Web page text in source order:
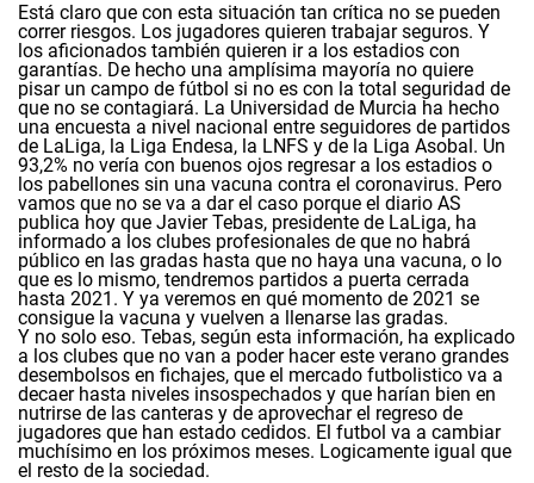
Está claro que con esta situación tan crítica no se pueden
correr riesgos. Los jugadores quieren trabajar seguros. Y
los aficionados también quieren ir a los estadios con
garantías. De hecho una amplísima mayoría no quiere
pisar un campo de fútbol si no es con la total seguridad de
que no se contagiará. La Universidad de Murcia ha hecho
una encuesta a nivel nacional entre seguidores de partidos
de LaLiga, la Liga Endesa, la LNFS y de la Liga Asobal. Un
93,2% no vería con buenos ojos regresar a los estadios o
los pabellones sin una vacuna contra el coronavirus. Pero
vamos que no se va a dar el caso porque el diario AS
publica hoy que Javier Tebas, presidente de LaLiga, ha
informado a los clubes profesionales de que no habrá
público en las gradas hasta que no haya una vacuna, o lo
que es lo mismo, tendremos partidos a puerta cerrada
hasta 2021. Y ya veremos en qué momento de 2021 se
consigue la vacuna y vuelven a llenarse las gradas.
Y no solo eso. Tebas, según esta información, ha explicado
a los clubes que no van a poder hacer este verano grandes
desembolsos en fichajes, que el mercado futbolistico va a
decaer hasta niveles insospechados y que harían bien en
nutrirse de las canteras y de aprovechar el regreso de
jugadores que han estado cedidos. El futbol va a cambiar
muchísimo en los próximos meses. Logicamente igual que
el resto de la sociedad.